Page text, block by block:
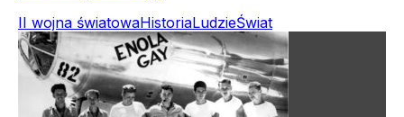
II wojna światowaHistoriaLudzieŚwiat